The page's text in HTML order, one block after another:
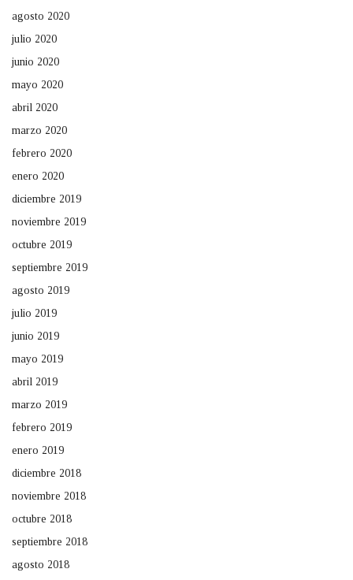
agosto 2020
julio 2020
junio 2020
mayo 2020
abril 2020
marzo 2020
febrero 2020
enero 2020
diciembre 2019
noviembre 2019
octubre 2019
septiembre 2019
agosto 2019
julio 2019
junio 2019
mayo 2019
abril 2019
marzo 2019
febrero 2019
enero 2019
diciembre 2018
noviembre 2018
octubre 2018
septiembre 2018
agosto 2018